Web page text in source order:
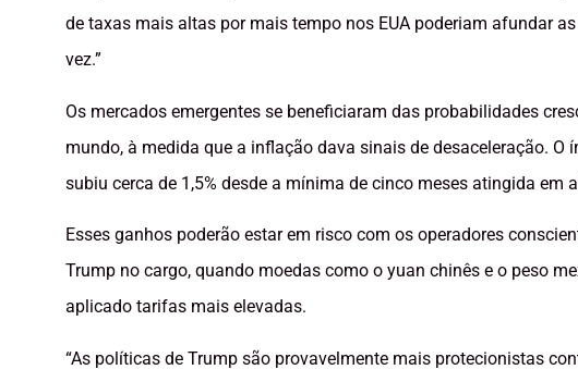
de taxas mais altas por mais tempo nos EUA poderiam afundar
vez.”
Os mercados emergentes se beneficiaram das probabilidades
mundo, à medida que a inflação dava sinais de desaceleração.
subiu cerca de 1,5% desde a mínima de cinco meses atingida em
Esses ganhos poderão estar em risco com os operadores
Trump no cargo, quando moedas como o yuan chinês e o peso
aplicado tarifas mais elevadas.
“As políticas de Trump são provavelmente mais protecionistas